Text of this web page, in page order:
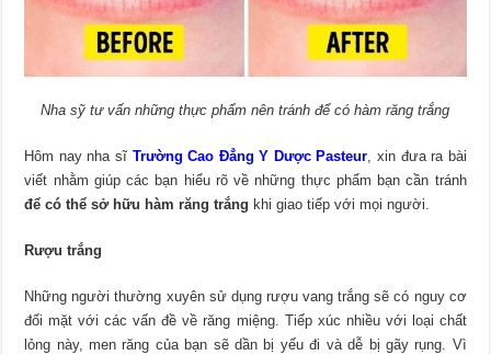
Nha sỹ tư vấn những thực phẩm nên tránh để có hàm răng trắng
Hôm nay nha sĩ Trường Cao Đẳng Y Dược Pasteur, xin đưa ra bài
viết nhằm giúp các bạn hiểu rõ về những thực phẩm bạn cần tránh
để có thể sở hữu hàm răng trắng khi giao tiếp với mọi người.
Rượu trắng
Những người thường xuyên sử dụng rượu vang trắng sẽ có nguy cơ
đối mặt với các vấn đề về răng miệng. Tiếp xúc nhiều với loại chất
lỏng này, men răng của bạn sẽ dần bị yếu đi và dễ bị gãy rụng. Vì